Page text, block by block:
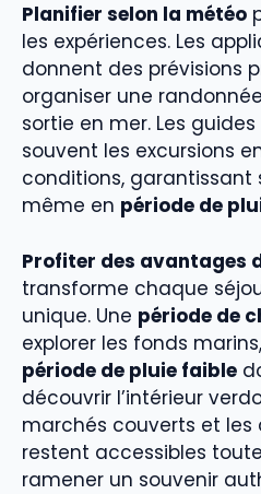
Planifier selon la météo
les expériences. Les
donnent des prévisions
organiser une
sortie en mer. Les
souvent les excursions
conditions, garantissant
même en période de
Profiter des avantages
transforme chaque
unique. Une période de
explorer les fonds
période de pluie faible
découvrir l’intérieur
marchés couverts et les
restent accessibles
ramener un souvenir